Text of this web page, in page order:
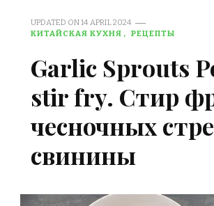
UPDATED ON14 APRIL 2024
КИТАЙСКАЯ КУХНЯ
РЕЦЕПТЫ
Garlic Sprouts
stir fry. Стир
чесночных
свинины